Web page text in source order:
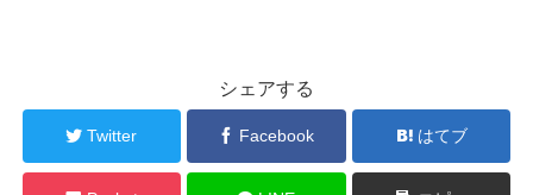
シェアする
Twitter Facebook はてブ